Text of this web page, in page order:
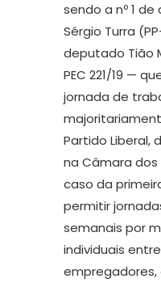
sendo a nº 1
Sérgio Turra
deputado Tião
PEC 221/19 —
jornada de
Partido Liberal,
na Câmara
caso da
permitir
semanais por
individuais
empregadores,